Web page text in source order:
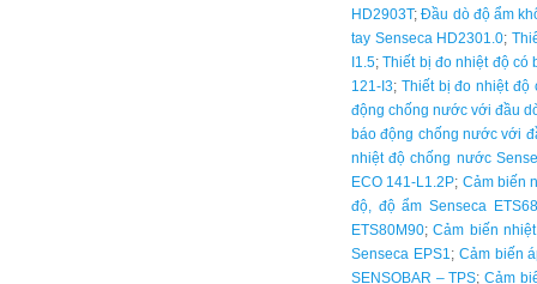
HD2903T;Đầu dò độ ẩm
tay Senseca HD2301.0;
I1.5;Thiết bị đo nhiệt độ có
121-I3; Thiết bị đo nhiệt độ
động chống nước với đầu
báo động chống nước với
nhiệt độ chống nước
ECO 141-L1.2P; Cảm biến
độ, độ ẩm Senseca
ETS80M90;Cảm biến
Senseca EPS1; Cảm biến
SENSOBAR – TPS; Cảm